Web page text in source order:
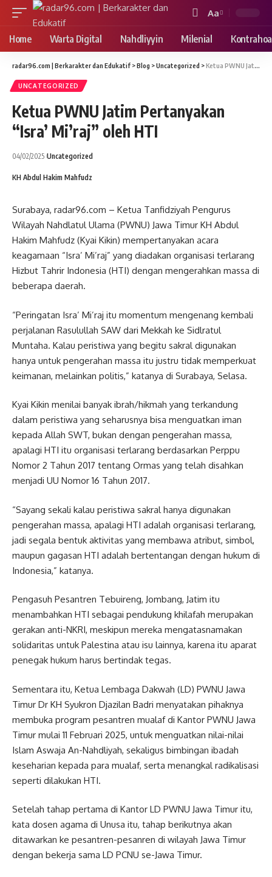
Font
Resizer
Aa
Home Warta Digital Nahdliyyin Milenial
radar96.com | Berkarakter dan Edukatif >Blog >Uncategorized >Ketua PWNU Jatim Pertanyakan “Isra’ Mi’raj” oleh HTI
UNCATEGORIZED
Ketua PWNU Jatim Pertanyakan
“Isra’ Mi’raj” oleh HTI
04/02/2025 Uncategorized
KH Abdul Hakim Mahfudz
Surabaya, radar96.com – Ketua Tanfidziyah Pengurus
Wilayah Nahdlatul Ulama (PWNU) Jawa Timur KH Abdul
Hakim Mahfudz (Kyai Kikin) mempertanyakan acara
keagamaan “Isra’ Mi’raj” yang diadakan organisasi terlarang
Hizbut Tahrir Indonesia (HTI) dengan mengerahkan massa di
beberapa daerah.
“Peringatan Isra’ Mi’raj itu momentum mengenang kembali
perjalanan Rasulullah SAW dari Mekkah ke Sidlratul
Muntaha. Kalau peristiwa yang begitu sakral digunakan
hanya untuk pengerahan massa itu justru tidak memperkuat
keimanan, melainkan politis,” katanya di Surabaya, Selasa.
Kyai Kikin menilai banyak ibrah/hikmah yang terkandung
dalam peristiwa yang seharusnya bisa menguatkan iman
kepada Allah SWT, bukan dengan pengerahan massa,
apalagi HTI itu organisasi terlarang berdasarkan Perppu
Nomor 2 Tahun 2017 tentang Ormas yang telah disahkan
menjadi UU Nomor 16 Tahun 2017.
“Sayang sekali kalau peristiwa sakral hanya digunakan
pengerahan massa, apalagi HTI adalah organisasi terlarang,
jadi segala bentuk aktivitas yang membawa atribut, simbol,
maupun gagasan HTI adalah bertentangan dengan hukum di
Indonesia,” katanya.
Pengasuh Pesantren Tebuireng, Jombang, Jatim itu
menambahkan HTI sebagai pendukung khilafah merupakan
gerakan anti-NKRI, meskipun mereka mengatasnamakan
solidaritas untuk Palestina atau isu lainnya, karena itu aparat
penegak hukum harus bertindak tegas.
Sementara itu, Ketua Lembaga Dakwah (LD) PWNU Jawa
Timur Dr KH Syukron Djazilan Badri menyatakan pihaknya
membuka program pesantren mualaf di Kantor PWNU Jawa
Timur mulai 11 Februari 2025, untuk menguatkan nilai-nilai
Islam Aswaja An-Nahdliyah, sekaligus bimbingan ibadah
keseharian kepada para mualaf, serta menangkal radikalisasi
seperti dilakukan HTI.
Setelah tahap pertama di Kantor LD PWNU Jawa Timur itu,
kata dosen agama di Unusa itu, tahap berikutnya akan
ditawarkan ke pesantren-pesanren di wilayah Jawa Timur
dengan bekerja sama LD PCNU se-Jawa Timur.